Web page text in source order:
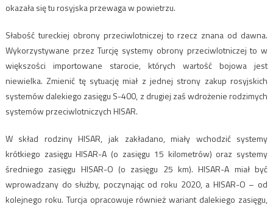
okazała się tu rosyjska przewaga w powietrzu.
Słabość tureckiej obrony przeciwlotniczej to rzecz znana od dawna.
Wykorzystywane przez Turcję systemy obrony przeciwlotniczej to w
większości importowane starocie, których wartość bojowa jest
niewielka. Zmienić tę sytuację miał z jednej strony zakup rosyjskich
systemów dalekiego zasięgu S-400, z drugiej zaś wdrożenie rodzimych
systemów przeciwlotniczych HISAR.
W skład rodziny HISAR, jak zakładano, miały wchodzić systemy
krótkiego zasięgu HISAR-A (o zasięgu 15 kilometrów) oraz systemy
średniego zasięgu HISAR-O (o zasięgu 25 km). HISAR-A miał być
wprowadzany do służby, poczynając od roku 2020, a HISAR-O – od
kolejnego roku. Turcja opracowuje również wariant dalekiego zasięgu,